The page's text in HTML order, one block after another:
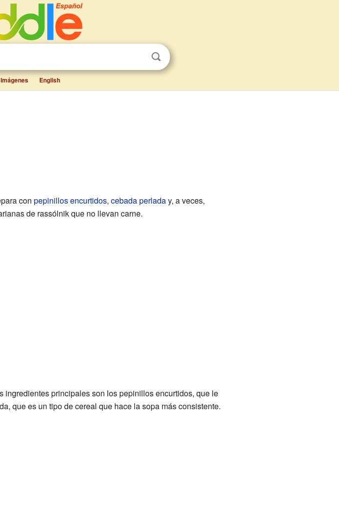
Imágenes English
con pepinillosencurtidos, cebada perladay, a veces,
de rassólnik que no llevan carne.
principales son los pepinillos encurtidos, que le
que es un tipo de cereal que hace la sopa más consistente.